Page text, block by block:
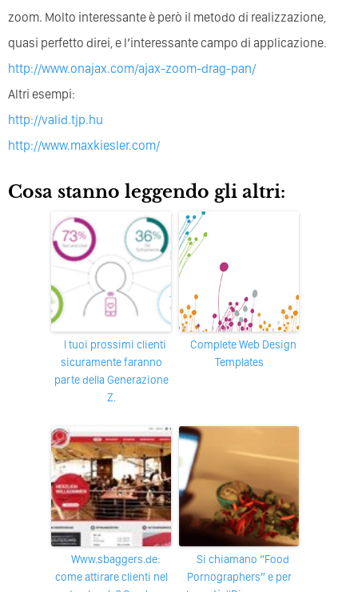
zoom. Molto interessante è però il metodo di realizzazione,
quasi perfetto direi, e l’interessante campo di applicazione.
http://www.onajax.com/ajax-zoom-drag-pan/
Altri esempi:
http://valid.tjp.hu
http://www.maxkiesler.com/
Cosa stanno leggendo gli altri:
I tuoi prossimi clienti
sicuramente faranno
parte della Generazione
Z.
Complete Web Design
Templates
www.sbaggers.de:
come attirare clienti nel
Si chiamano “Food
Pornographers” e per